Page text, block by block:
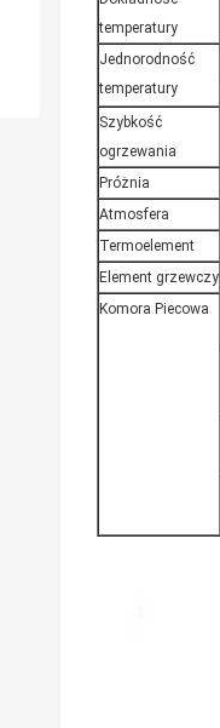
temperatury
Jednorodność
temperatury
Szybkość
ogrzewania
Próżnia
Atmosfera
Termoelement
Element grzewczy
Komora Piecowa